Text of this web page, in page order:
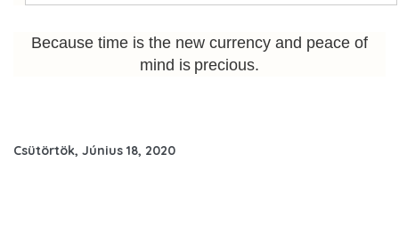
Because time is the new currency and peace of
mind is precious.
Csütörtök, Június 18, 2020